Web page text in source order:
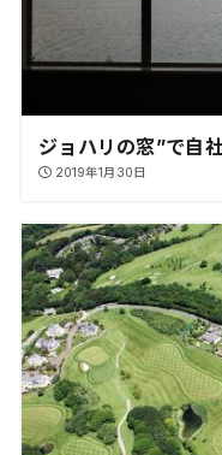
ジョハリの窓”で自
2019年1月30日